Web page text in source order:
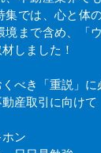
集では、心と体
境まで含め、「
しました！
くべき「重説」
産取引に向けて
ホン